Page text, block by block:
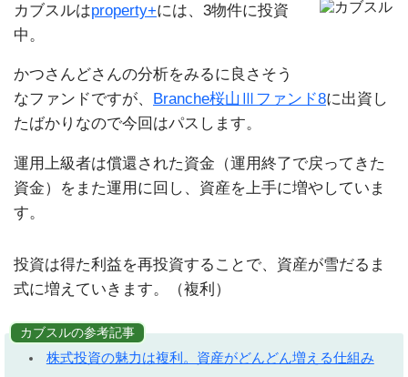
カブスルはproperty+には、3物件に投資
中。
かつさんどさんの分析をみるに良さそう
なファンドですが、
Branche桜山Ⅲファンド8に出資し
たばかりなので今回はパスします。
運用上級者は償還された資金（運用終了で戻ってきた
資金）をまた運用に回し、資産を上手に増やしていま
す。
投資は得た利益を再投資することで、資産が雪だるま
式に増えていきます。（複利）
カブスルの参考記事
株式投資の魅力は複利。資産がどんどん増える仕組み